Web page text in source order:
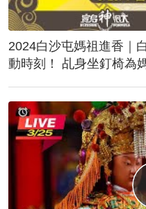
2024白沙屯媽祖進香｜
動時刻！ 乩身坐釘椅為